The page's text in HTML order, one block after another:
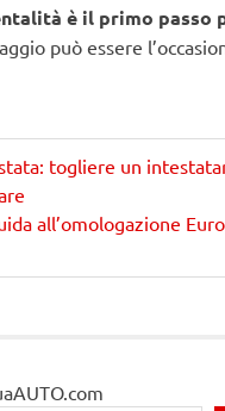
è il primo passo
può essere
togliere un
all’omologazione